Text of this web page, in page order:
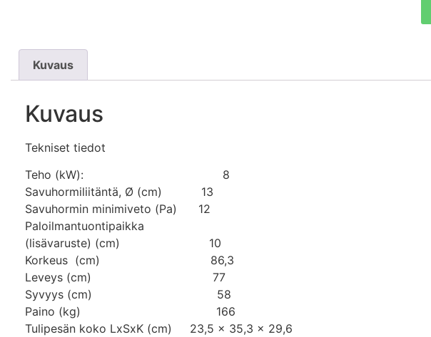
Kuvaus
Kuvaus
Tekniset tiedot
Teho (kW): 8
Savuhormiliitäntä, Ø (cm) 13
Savuhormin minimiveto (Pa) 12
Paloilmantuontipaikka
(lisävaruste) (cm) 10
Korkeus (cm) 86,3
Leveys (cm) 77
Syvyys (cm) 58
Paino (kg) 166
Tulipesän koko LxSxK (cm) 23,5 x 35,3 x 29,6